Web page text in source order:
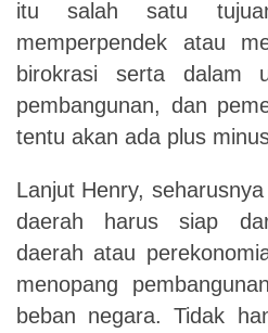
itu salah satu
memperpendek atau
birokrasi serta dalam
pembangunan, dan
tentu akan ada plus
Lanjut Henry,
daerah harus siap
daerah atau
menopang
beban negara. Tidak